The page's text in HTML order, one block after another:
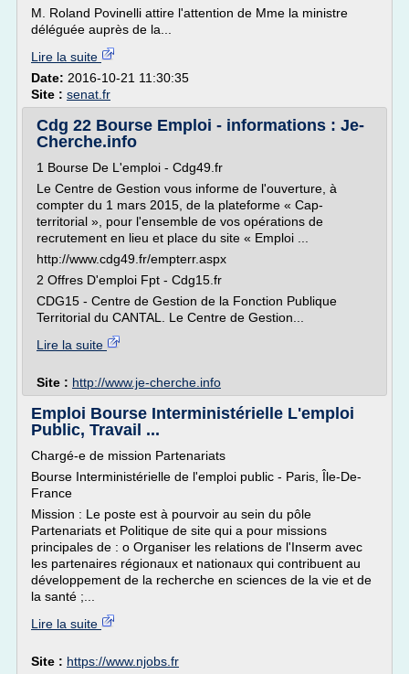
M. Roland Povinelli attire l'attention de Mme la ministre
déléguée auprès de la...
Lire la suite
Date: 2016-10-21 11:30:35
Site : senat.fr
Cdg 22 Bourse Emploi - informations : Je-
Cherche.info
1 Bourse De L'emploi - Cdg49.fr
Le Centre de Gestion vous informe de l'ouverture, à
compter du 1 mars 2015, de la plateforme « Cap-
territorial », pour l'ensemble de vos opérations de
recrutement en lieu et place du site « Emploi ...
http://www.cdg49.fr/empterr.aspx
2 Offres D'emploi Fpt - Cdg15.fr
CDG15 - Centre de Gestion de la Fonction Publique
Territorial du CANTAL. Le Centre de Gestion...
Lire la suite
Site : http://www.je-cherche.info
Emploi Bourse Interministérielle L'emploi
Public, Travail ...
Chargé-e de mission Partenariats
Bourse Interministérielle de l'emploi public - Paris, Île-De-
France
Mission : Le poste est à pourvoir au sein du pôle
Partenariats et Politique de site qui a pour missions
principales de : o Organiser les relations de l'Inserm avec
les partenaires régionaux et nationaux qui contribuent au
développement de la recherche en sciences de la vie et de
la santé ;...
Lire la suite
Site : https://www.njobs.fr